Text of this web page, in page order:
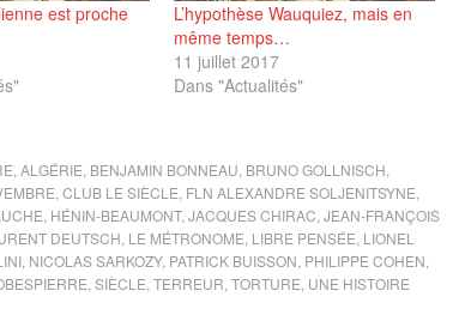
est proche
L’hypothèse Wauquiez, mais en
même temps…
11 juillet 2017
Dans "Actualités"
ALGÉRIE BENJAMIN BONNEAU BRUNO GOLLNISCH
CLUB LE SIÈCLE FLN ALEXANDRE SOLJENITSYNE
HÉNIN-BEAUMONT, JACQUES CHIRAC JEAN-FRANÇOIS
DEUTSCH LE MÉTRONOME LIBRE PENSÉE LIONEL
NICOLAS SARKOZY, PATRICK BUISSON PHILIPPE COHEN
SIÈCLE TERREUR TORTURE UNE HISTOIRE